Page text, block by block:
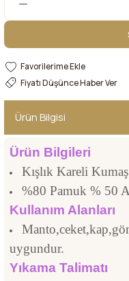
Fiyatı Düşünce Haber Ver
Ürün Bilgisi
Ürün Bilgileri
Kışlık Kareli Kumaş
%80 Pamuk % 50
Kullanım Alanları
uygundur.
Yıkama Talimatı